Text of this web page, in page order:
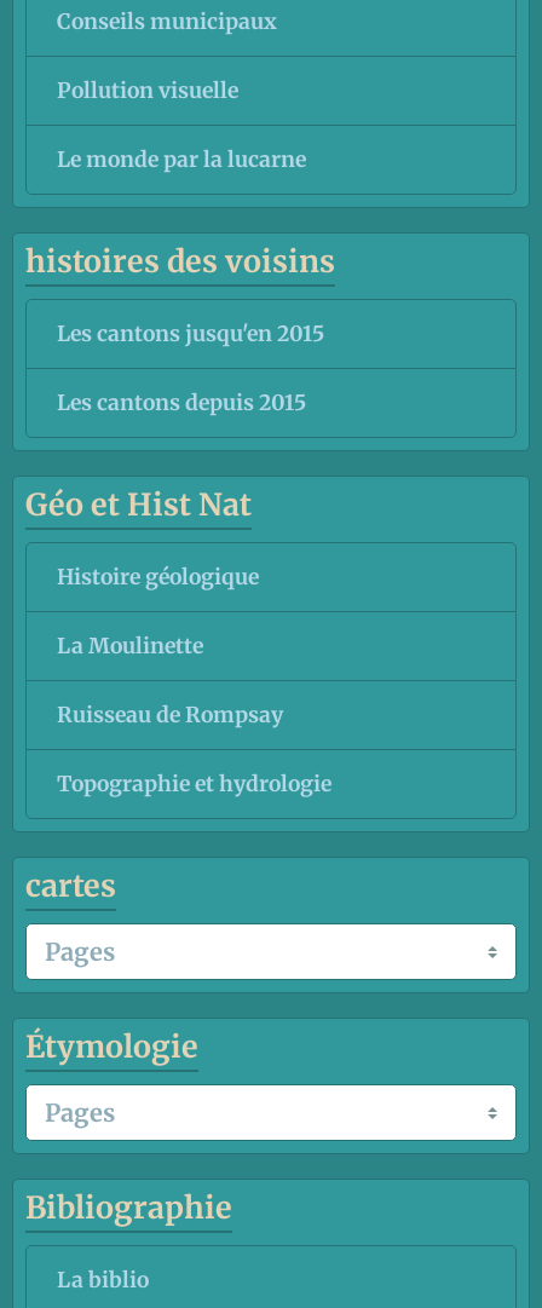
Conseils municipaux
Pollution visuelle
Le monde par la lucarne
histoires des voisins
Les cantons jusqu'en 2015
Les cantons depuis 2015
Géo et Hist Nat
Histoire géologique
La Moulinette
Ruisseau de Rompsay
Topographie et hydrologie
cartes
Étymologie
Bibliographie
La biblio